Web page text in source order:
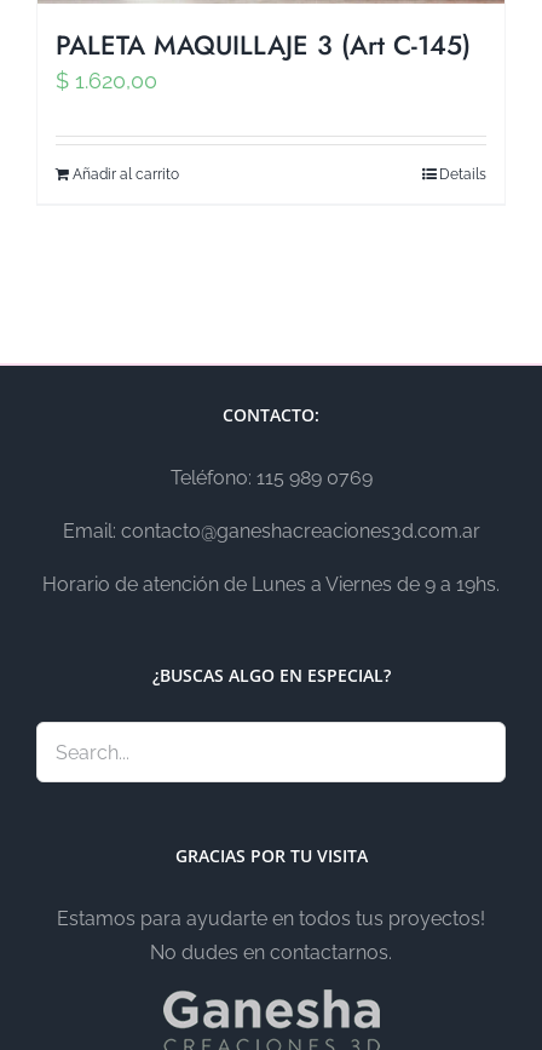
PALETA MAQUILLAJE 3 (Art C-145)
$ 1.620,00
Añadir al carrito Details
CONTACTO:
Teléfono: 115 989 0769
Email: contacto@ganeshacreaciones3d.com.ar
Horario de atención de Lunes a Viernes de 9 a 19hs.
¿BUSCAS ALGO EN ESPECIAL?
GRACIAS POR TU VISITA
Estamos para ayudarte en todos tus proyectos!
No dudes en contactarnos.